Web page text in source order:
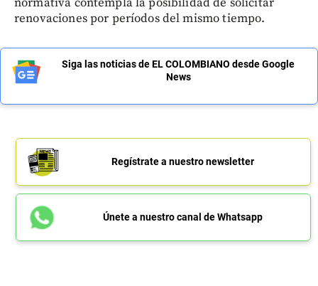
renovaciones por períodos del mismo tiempo.
Siga las noticias de EL COLOMBIANO desde Google
News
Regístrate a nuestro newsletter
Únete a nuestro canal de Whatsapp